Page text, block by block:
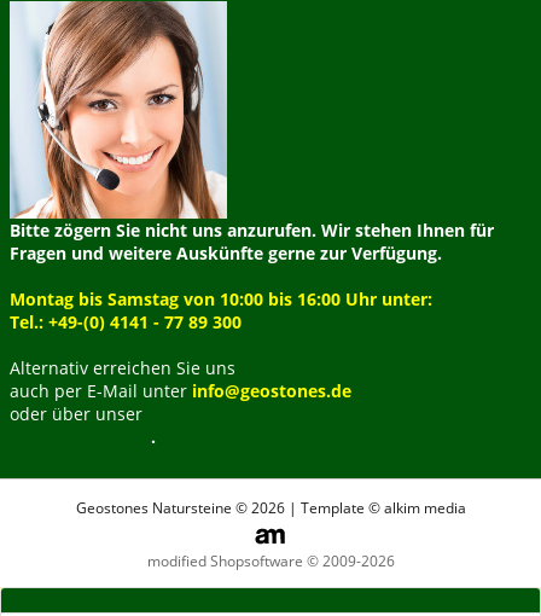
Bitte zögern Sie nicht uns anzurufen. Wir stehen Ihnen für
Fragen und weitere Auskünfte gerne zur Verfügung.
Montag bis Samstag von 10:00 bis 16:00 Uhr unter:
Tel.: +49-(0) 4141 - 77 89 300
Alternativ erreichen Sie uns
auch per E-Mail unter info@geostones.de
oder über unser
.
Geostones Natursteine © 2026 | Template © alkim media
modified Shopsoftware © 2009-2026